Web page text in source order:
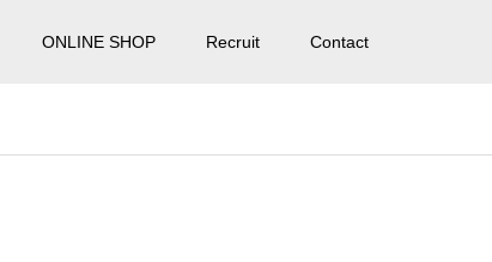
ONLINE SHOP Recruit Contact